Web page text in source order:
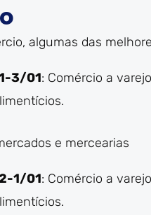
algumas das
3/01: Comércio a
e mercearias
1/01: Comércio a